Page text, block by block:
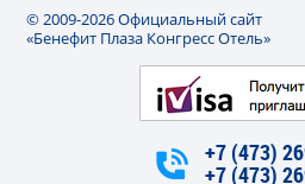
© 2009-2026 Официальный сайт
«Бенефит Плаза Конгресс Отель»
+7 (473)
+7 (473)